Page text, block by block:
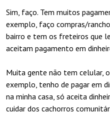
Sim, faço. Tem muitos
exemplo, faço compras/
bairro e tem os freteiros que
aceitam pagamento em
Muita gente não tem celular,
exemplo, tenho de pagar em
na minha casa, só aceita
cuidar dos cachorros